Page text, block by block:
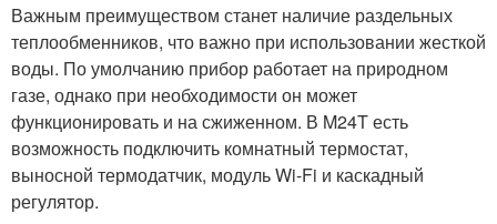
Важным преимуществом станет наличие раздельных
теплообменников, что важно при использовании жесткой
воды. По умолчанию прибор работает на природном
газе, однако при необходимости он может
функционировать и на сжиженном. В M24T есть
возможность подключить комнатный термостат,
выносной термодатчик, модуль Wi-Fi и каскадный
регулятор.